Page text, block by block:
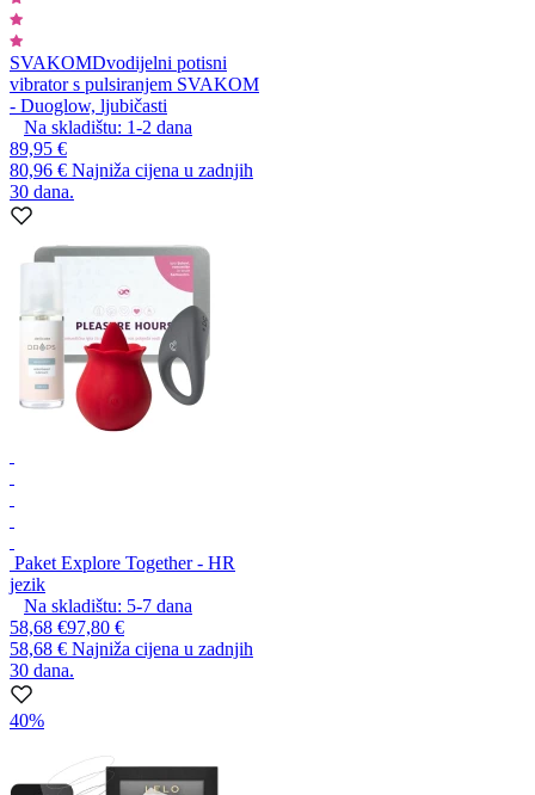
SVAKOMDvodijelni potisni
vibrator s pulsiranjem SVAKOM
- Duoglow, ljubičasti
Na skladištu: 1-2 dana
89,95 €
80,96 € Najniža cijena u zadnjih
30 dana.
Paket Explore Together - HR
jezik
Na skladištu: 5-7 dana
58,68 €97,80 €
58,68 € Najniža cijena u zadnjih
30 dana.
40%